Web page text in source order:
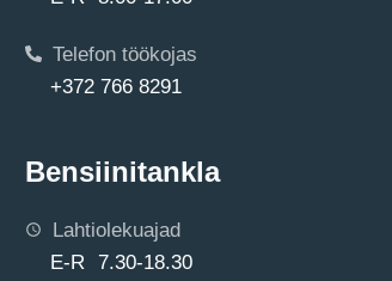
Telefon töökojas
+372 766 8291
Bensiinitankla
Lahtiolekuajad
E-R 7.30-18.30